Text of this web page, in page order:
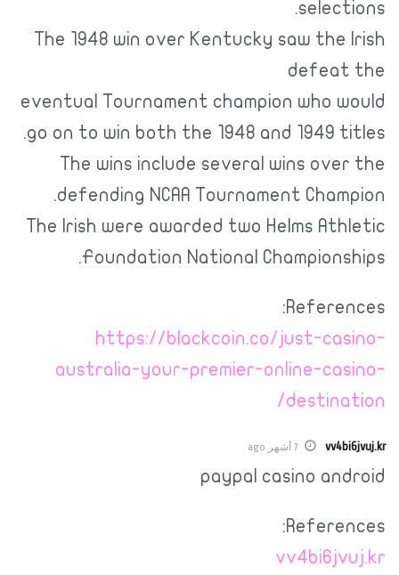
The 1948 win over Kentucky saw the
eventual Tournament champion who
go on to win both the 1948 and 1949
The wins include several wins
defending NCAA Tournament
The Irish were awarded two Helms
Foundation National
https://blackcoin.co/just-
australia-your-premier-online-
7 أشهر ago
paypal casino